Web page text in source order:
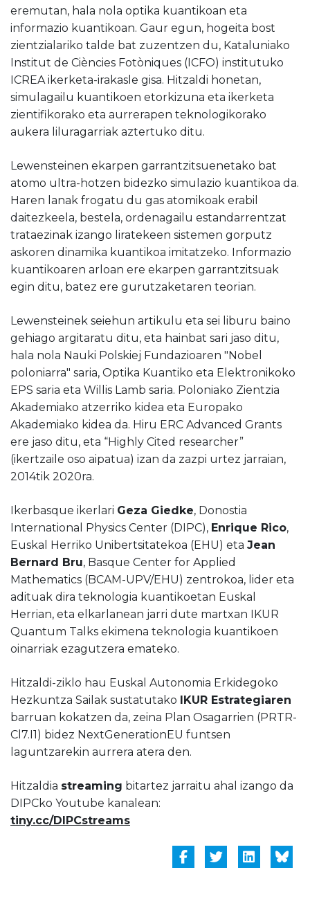
eremutan, hala nola optika kuantikoan eta
informazio kuantikoan. Gaur egun, hogeita bost
zientzialariko talde bat zuzentzen du, Kataluniako
Institut de Ciències Fotòniques (ICFO) institutuko
ICREA ikerketa-irakasle gisa. Hitzaldi honetan,
simulagailu kuantikoen etorkizuna eta ikerketa
zientifikorako eta aurrerapen teknologikorako
aukera liluragarriak aztertuko ditu.
Lewensteinen ekarpen garrantzitsuenetako bat
atomo ultra-hotzen bidezko simulazio kuantikoa da.
Haren lanak frogatu du gas atomikoak erabil
daitezkeela, bestela, ordenagailu estandarrentzat
trataezinak izango liratekeen sistemen gorputz
askoren dinamika kuantikoa imitatzeko. Informazio
kuantikoaren arloan ere ekarpen garrantzitsuak
egin ditu, batez ere gurutzaketaren teorian.
Lewensteinek seiehun artikulu eta sei liburu baino
gehiago argitaratu ditu, eta hainbat sari jaso ditu,
hala nola Nauki Polskiej Fundazioaren "Nobel
poloniarra" saria, Optika Kuantiko eta Elektronikoko
EPS saria eta Willis Lamb saria. Poloniako Zientzia
Akademiako atzerriko kidea eta Europako
Akademiako kidea da. Hiru ERC Advanced Grants
ere jaso ditu, eta “Highly Cited researcher”
(ikertzaile oso aipatua) izan da zazpi urtez jarraian,
2014tik 2020ra.
Ikerbasque ikerlari Geza Giedke, Donostia
International Physics Center (DIPC), Enrique Rico,
Euskal Herriko Unibertsitatekoa (EHU) eta Jean
Bernard Bru, Basque Center for Applied
Mathematics (BCAM-UPV/EHU) zentrokoa, lider eta
adituak dira teknologia kuantikoetan Euskal
Herrian, eta elkarlanean jarri dute martxan IKUR
Quantum Talks ekimena teknologia kuantikoen
oinarriak ezagutzera emateko.
Hitzaldi-ziklo hau Euskal Autonomia Erkidegoko
Hezkuntza Sailak sustatutako IKUR Estrategiaren
barruan kokatzen da, zeina Plan Osagarrien (PRTR-
Cl7.I1) bidez NextGenerationEU funtsen
laguntzarekin aurrera atera den.
Hitzaldia streaming bitartez jarraitu ahal izango da
DIPCko Youtube kanalean:
tiny.cc/DIPCstreams